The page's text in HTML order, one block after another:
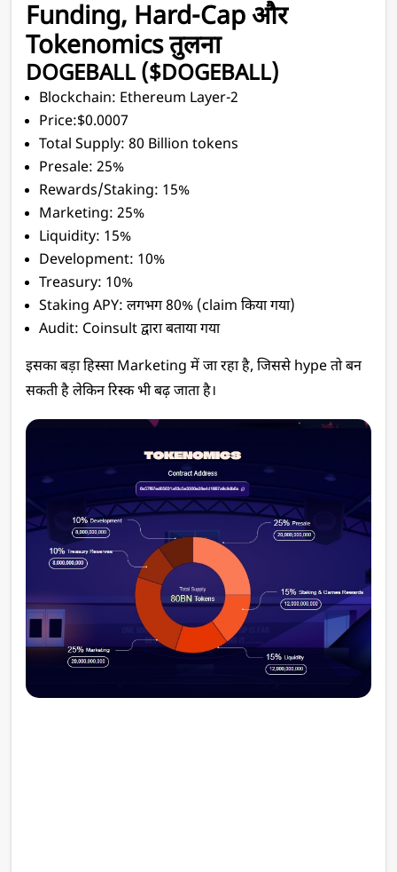
Funding, Hard-Cap और
Tokenomics तुलना
DOGEBALL ($DOGEBALL)
Blockchain: Ethereum Layer-2
Price:$0.0007
Total Supply: 80 Billion tokens
Presale: 25%
Rewards/Staking: 15%
Marketing: 25%
Liquidity: 15%
Development: 10%
Treasury: 10%
Staking APY: लगभग 80% (claim किया गया)
Audit: Coinsult द्वारा बताया गया
इसका बड़ा हिस्सा Marketing में जा रहा है, जिससे hype तो बन
सकती है लेकिन रिस्क भी बढ़ जाता है।